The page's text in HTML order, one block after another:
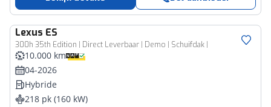
Lexus ES
300h 35th Edition | Direct Leverbaar | Demo | Schuifdak |
10.000 km
04-2026
Hybride
218 pk (160 kW)